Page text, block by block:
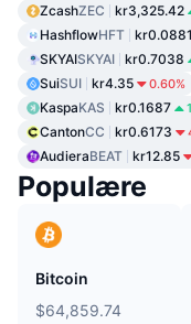
ZcashZEC kr3,325.42
HashflowHFT
SKYAISKYAI kr0.7038
SuiSUI kr4.35 0.60%
KaspaKAS kr0.1687
CantonCC kr0.6173
AudieraBEAT kr12.85
Populære
Bitcoin
$64,859.74